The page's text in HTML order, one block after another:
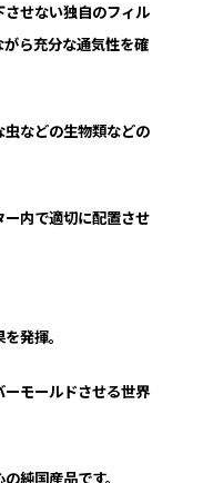
せない独自のフィル
ら充分な通気性を確
虫などの生物類などの
内で適切に配置させ
発揮。
ーモールドさせる世界
純国産品です。